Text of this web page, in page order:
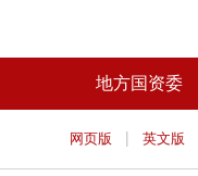
地方国资委
网页版 | 英文版